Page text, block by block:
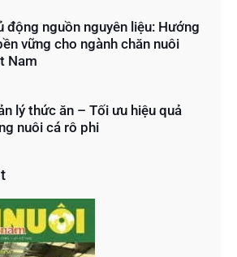
động nguồn nguyên liệu: Hướng
vững cho ngành chăn nuôi
Nam
lý thức ăn – Tối ưu hiệu quả
nuôi cá rô phi